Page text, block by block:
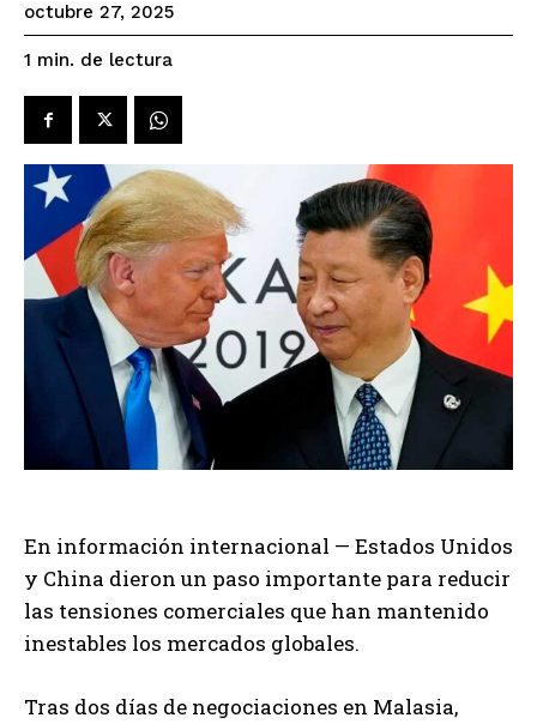
octubre 27, 2025
1 min. de lectura
En información internacional — Estados Unidos
y China dieron un paso importante para reducir
las tensiones comerciales que han mantenido
inestables los mercados globales.
Tras dos días de negociaciones en Malasia,